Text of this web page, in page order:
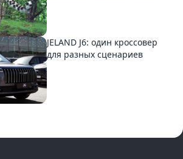
JELAND J6: один кроссовер
для разных сценариев